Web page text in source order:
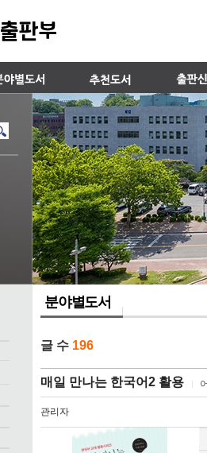
분야별도서
글 수 196
매일 만나는 한국어2 활용
관리자